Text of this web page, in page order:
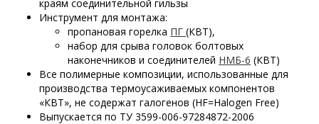
краям соединительной гильзы
Инструмент для монтажа:
пропановая горелка ПГ (КВТ),
набор для срыва головок болтовых
наконечников и соединителей НМБ-6 (КВТ)
Все полимерные композиции, использованные для
производства термоусаживаемых компонентов
«КВТ», не содержат галогенов (HF=Halogen Free)
Выпускается по ТУ 3599-006-97284872-2006